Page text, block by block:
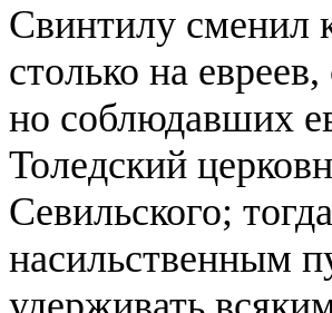
Свинтилу сменил
столько на
но соблюдавших
Толедский
Севильского;
насильственным